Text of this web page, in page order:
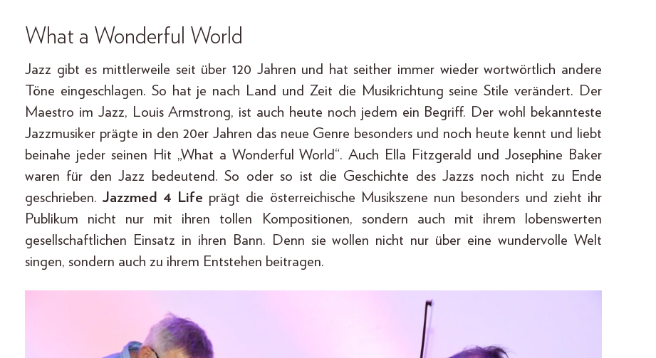
What a Wonderful World
Jazz gibt es mittlerweile seit über 120 Jahren und hat seither immer wieder wortwörtlich andere
Töne eingeschlagen. So hat je nach Land und Zeit die Musikrichtung seine Stile verändert. Der
Maestro im Jazz, Louis Armstrong, ist auch heute noch jedem ein Begriff. Der wohl bekannteste
Jazzmusiker prägte in den 20er Jahren das neue Genre besonders und noch heute kennt und liebt
beinahe jeder seinen Hit „What a Wonderful World“. Auch Ella Fitzgerald und Josephine Baker
waren für den Jazz bedeutend. So oder so ist die Geschichte des Jazzs noch nicht zu Ende
geschrieben.Jazzmed 4 Life prägt die österreichische Musikszene nun besonders und zieht ihr
Publikum nicht nur mit ihren tollen Kompositionen, sondern auch mit ihrem lobenswerten
gesellschaftlichen Einsatz in ihren Bann. Denn sie wollen nicht nur über eine wundervolle Welt
singen, sondern auch zu ihrem Entstehen beitragen.